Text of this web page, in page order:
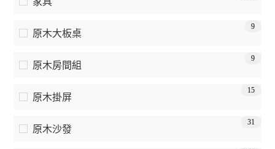
原木大板桌
9
原木房間組
9
原木掛屏
15
原木沙發
31